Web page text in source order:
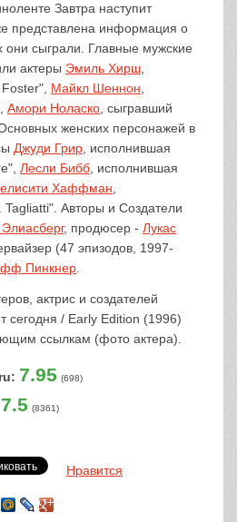
Завтра наступит
представлена информация о
они сыграли. Главные мужские
актеры Эмиль Хирш
Майкл Шеннон
Амори Ноласко , сыгравший
женских персонажей в
Джуди Грир , исполнившая
Лесли Бибб , исполнившая
Хаффман
Авторы и Создатели
, продюсер - Лукас
(47 эпизодов, 1997-
Пинкнер
актрис и создателей
сегодня / Early Edition (1996)
ссылкам (фото актера).
7.95 (698)
7.5 (8361)
Нравится